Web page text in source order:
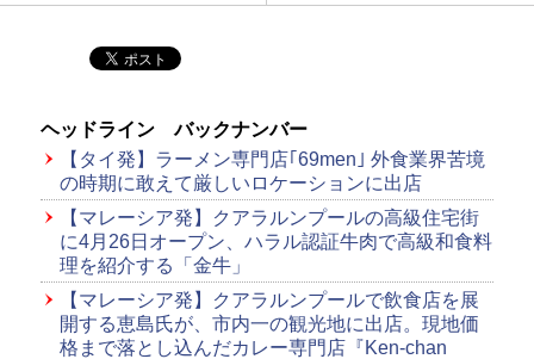
ヘッドライン バックナンバー
【タイ発】ラーメン専門店｢69men｣ 外食業界苦境
の時期に敢えて厳しいロケーションに出店
【マレーシア発】クアラルンプールの高級住宅街
に4月26日オープン、ハラル認証牛肉で高級和食料
理を紹介する「金牛」
【マレーシア発】クアラルンプールで飲食店を展
開する恵島氏が、市内一の観光地に出店。現地価
格まで落とし込んだカレー専門店『Ken-chan